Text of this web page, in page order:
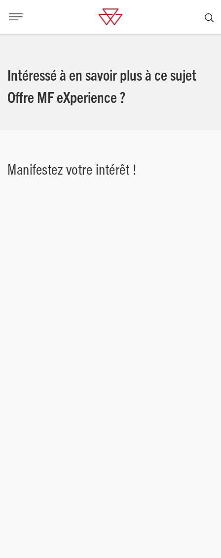
Intéressé à en savoir plus à ce sujet
Offre MF eXperience ?
Manifestez votre intérêt !